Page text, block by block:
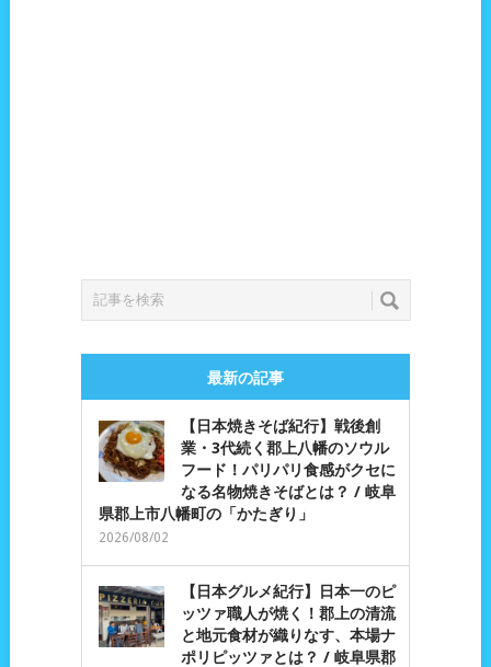
最新の記事
【日本焼きそば紀行】戦後創
業・3代続く郡上八幡のソウル
フード！パリパリ食感がクセに
なる名物焼きそばとは？ / 岐阜
県郡上市八幡町の「かたぎり」
2026/08/02
【日本グルメ紀行】日本一のピ
ッツァ職人が焼く！郡上の清流
と地元食材が織りなす、本場ナ
ポリピッツァとは？ / 岐阜県郡